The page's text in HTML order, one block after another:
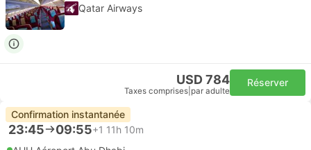
Qatar Airways
USD 784
Taxes comprises par adulte
Réserver
Confirmation instantanée
23:45 09:55+1 11h 10m